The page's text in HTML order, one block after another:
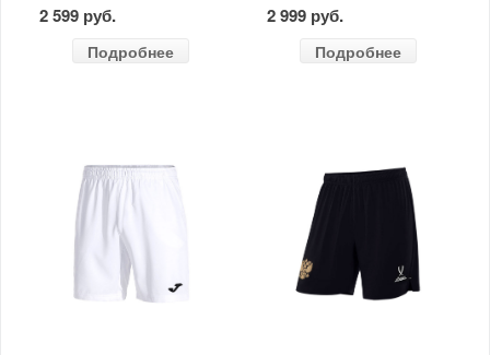
2 599 руб.
Подробнее
2 999 руб.
Подробнее